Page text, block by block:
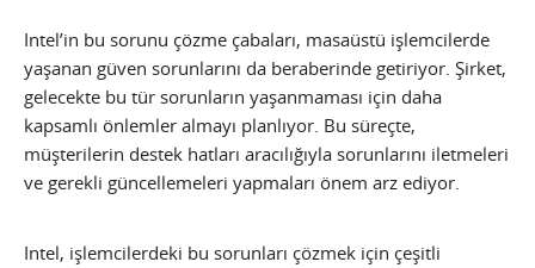
Intel’in bu sorunu çözme çabaları, masaüstü işlemcilerde
yaşanan güven sorunlarını da beraberinde getiriyor. Şirket,
gelecekte bu tür sorunların yaşanmaması için daha
kapsamlı önlemler almayı planlıyor. Bu süreçte,
müşterilerin destek hatları aracılığıyla sorunlarını iletmeleri
ve gerekli güncellemeleri yapmaları önem arz ediyor.
Intel, işlemcilerdeki bu sorunları çözmek için çeşitli